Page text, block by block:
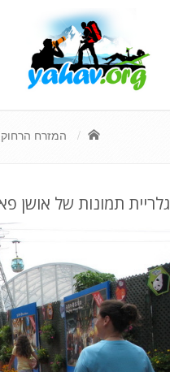
המזרח הרחוק
גלריית תמונות של אושן